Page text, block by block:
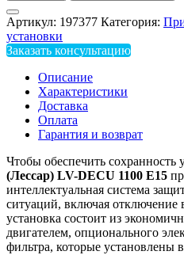
Артикул: 197377 Категория:
установки
Заказать консультацию
Описание
Характеристики
Доставка
Оплата
Гарантия и возврат
Чтобы обеспечить сохранность
(Лессар) LV-DECU 1100 E15
интеллектуальная система
ситуаций, включая отключение
установка состоит из
двигателем, опционального
фильтра, которые установлены